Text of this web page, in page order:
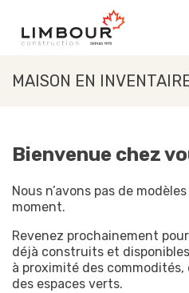
MAISON EN
Bienvenue chez
Nous n’avons pas de
moment.
Revenez prochainement
déjà construits et
à proximité des
des espaces verts.